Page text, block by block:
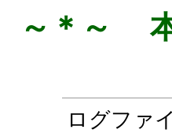
～＊～
ログファ